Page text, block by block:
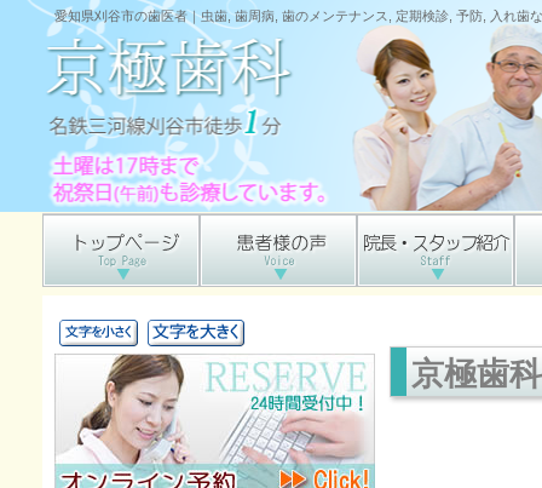
愛知県刈谷市の歯医者｜虫歯, 歯周病, 歯のメンテナンス, 定期検診, 予防, 入れ歯
京極歯